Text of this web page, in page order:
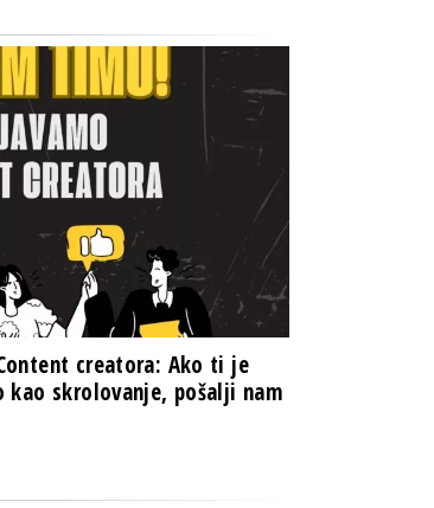
creatora: Ako ti je
kao skrolovanje, pošalji nam